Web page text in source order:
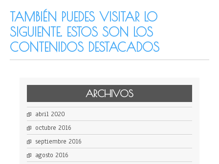
TAMBIÉN PUEDES VISITAR LO
SIGUIENTE. ESTOS SON LOS
CONTENIDOS DESTACADOS
ARCHIVOS
abril 2020
octubre 2016
septiembre 2016
agosto 2016